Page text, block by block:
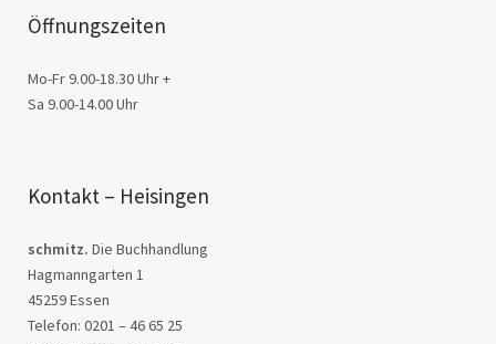
Öffnungszeiten
Mo-Fr 9.00-18.30 Uhr +
Sa 9.00-14.00 Uhr
Kontakt – Heisingen
schmitz. Die Buchhandlung
Hagmanngarten 1
45259 Essen
Telefon: 0201 – 46 65 25